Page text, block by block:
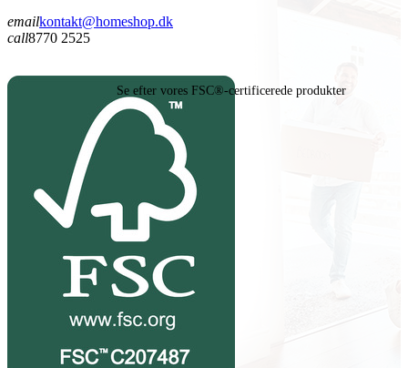
emailkontakt@homeshop.dk
call8770 2525
Se efter vores FSC®-certificerede produkter